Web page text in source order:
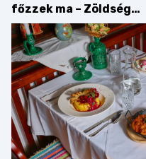
főzzek ma – Zöldség
minden mennyiségben